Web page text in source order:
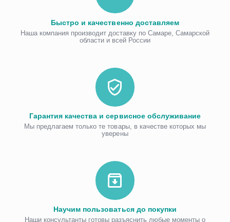
Быстро и качественно доставляем
Наша компания производит доставку по Самаре, Самарской
области и всей России
Гарантия качества и сервисное обслуживание
Мы предлагаем только те товары, в качестве которых мы
уверены
Научим пользоваться до покупки
Наши консультанты готовы разъяснить любые моменты о